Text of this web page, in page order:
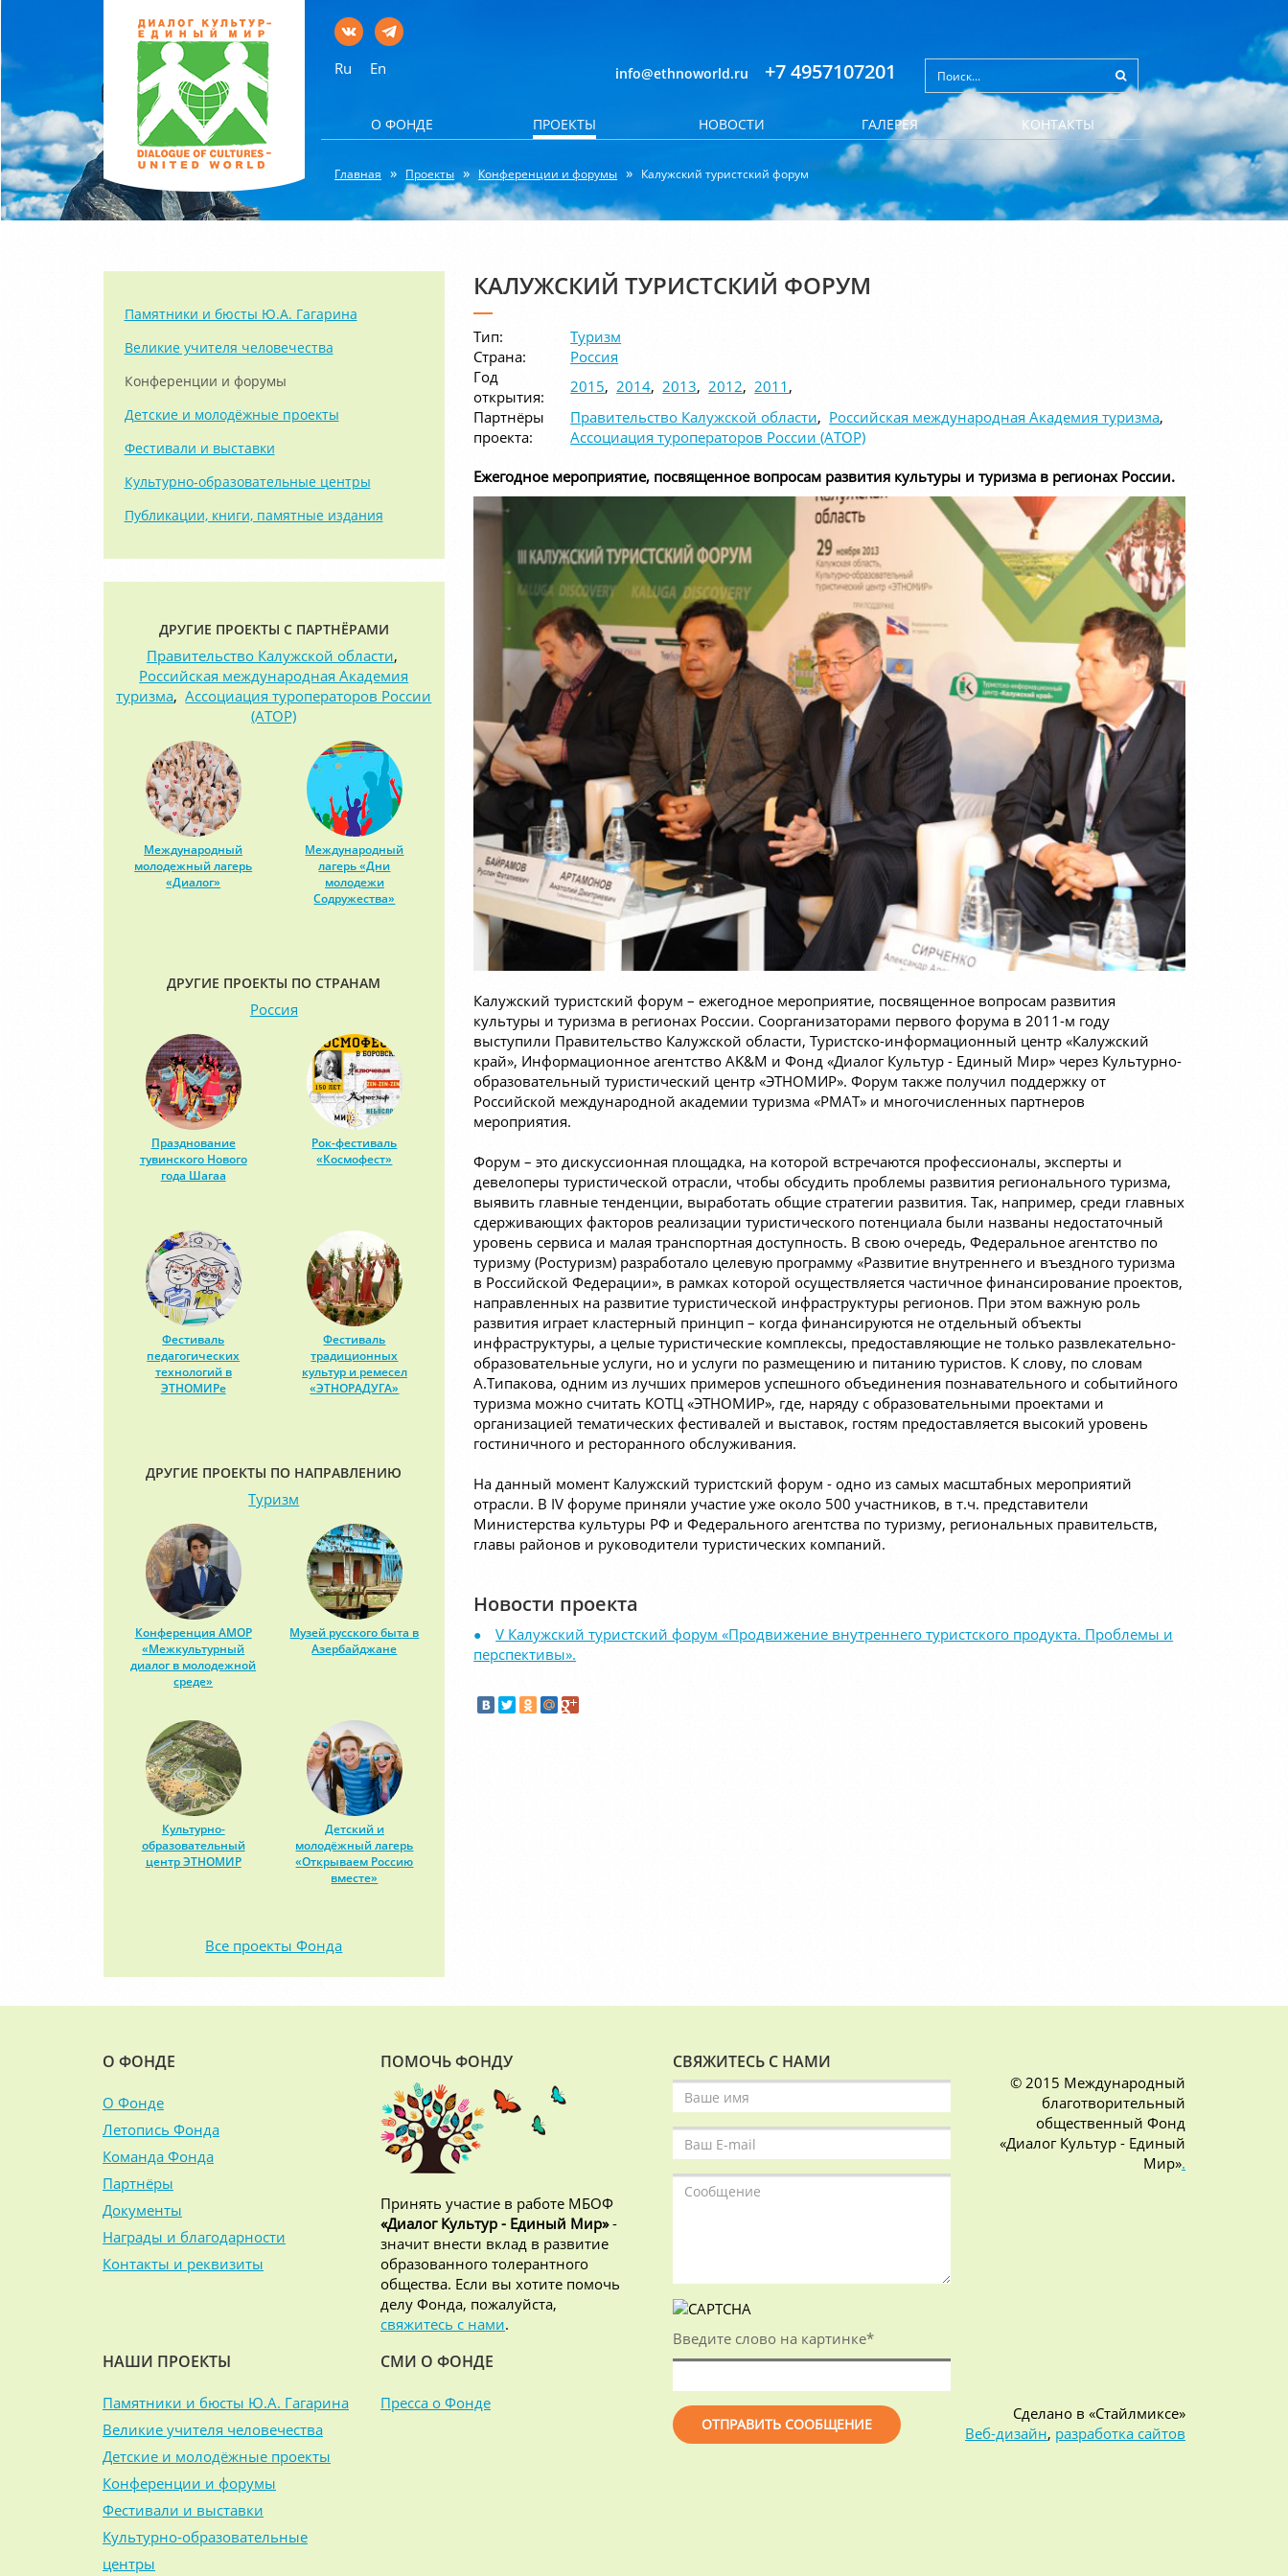
Ru En info@ethnoworld.ru +7 4957107201
О ФОНДЕ ПРОЕКТЫ НОВОСТИ ГАЛЕРЕЯ КОНТАКТЫ
Главная Проекты Конференции и форумы Калужский туристский форум
КАЛУЖСКИЙ ТУРИСТСКИЙ ФОРУМ
Тип:
Туризм
Страна:
Россия
Год
открытия:
2015,2014,2013,2012,2011 ,
Партнёры
проекта:
Правительство Калужской области, Российская международная Академия туризма,
Ассоциация туроператоров России (АТОР)
Ежегодное мероприятие, посвященное вопросам развития культуры и туризма в регионах России.
Калужский туристский форум – ежегодное мероприятие, посвященное вопросам развития
культуры и туризма в регионах России. Соорганизаторами первого форума в 2011-м году
выступили Правительство Калужской области, Туристско-информационный центр «Калужский
край», Информационное агентство AK&M и Фонд «Диалог Культур - Единый Мир» через Культурно-
образовательный туристический центр «ЭТНОМИР». Форум также получил поддержку от
Российской международной академии туризма «РМАТ» и многочисленных партнеров
мероприятия.
Форум – это дискуссионная площадка, на которой встречаются профессионалы, эксперты и
девелоперы туристической отрасли, чтобы обсудить проблемы развития регионального туризма,
выявить главные тенденции, выработать общие стратегии развития. Так, например, среди главных
сдерживающих факторов реализации туристического потенциала были названы недостаточный
уровень сервиса и малая транспортная доступность. В свою очередь, Федеральное агентство по
туризму (Ростуризм) разработало целевую программу «Развитие внутреннего и въездного туризма
в Российской Федерации», в рамках которой осуществляется частичное финансирование проектов,
направленных на развитие туристической инфраструктуры регионов. При этом важную роль
развития играет кластерный принцип – когда финансируются не отдельный объекты
инфраструктуры, а целые туристические комплексы, предоставляющие не только развлекательно-
образовательные услуги, но и услуги по размещению и питанию туристов. К слову, по словам
А.Типакова, одним из лучших примеров успешного объединения познавательного и событийного
туризма можно считать КОТЦ «ЭТНОМИР», где, наряду с образовательными проектами и
организацией тематических фестивалей и выставок, гостям предоставляется высокий уровень
гостиничного и ресторанного обслуживания.
На данный момент Калужский туристский форум - одно из самых масштабных мероприятий
отрасли. В IV форуме приняли участие уже около 500 участников, в т.ч. представители
Министерства культуры РФ и Федерального агентства по туризму, региональных правительств,
главы районов и руководители туристических компаний.
Новости проекта
V Калужский туристский форум «Продвижение внутреннего туристского продукта. Проблемы и
перспективы».
Памятники и бюсты Ю.А. Гагарина
Великие учителя человечества
Конференции и форумы
Детские и молодёжные проекты
Фестивали и выставки
Культурно-образовательные центры
Публикации, книги, памятные издания
ДРУГИЕ ПРОЕКТЫ С ПАРТНЁРАМИ
Правительство Калужской области,
Российская международная Академия
туризма,Ассоциация туроператоров России
(АТОР)
Международный
молодежный лагерь
«Диалог»
Международный
лагерь «Дни
молодежи
Содружества»
ДРУГИЕ ПРОЕКТЫ ПО СТРАНАМ
Россия
Празднование
тувинского Нового
года Шагаа
Рок-фестиваль
«Космофест»
Фестиваль
педагогических
технологий в
ЭТНОМИРе
Фестиваль
традиционных
культур и ремесел
«ЭТНОРАДУГА»
ДРУГИЕ ПРОЕКТЫ ПО НАПРАВЛЕНИЮ
Туризм
Конференция АМОР
«Межкультурный
диалог в молодежной
среде»
Музей русского быта в
Азербайджане
Культурно-
образовательный
центр ЭТНОМИР
Детский и
молодёжный лагерь
«Открываем Россию
вместе»
Все проекты Фонда
О ФОНДЕ
О Фонде
Летопись Фонда
Команда Фонда
Партнёры
Документы
Награды и благодарности
Контакты и реквизиты
ПОМОЧЬ ФОНДУ
Принять участие в работе МБОФ
«Диалог Культур - Единый Мир»-
значит внести вклад в развитие
образованного толерантного
общества. Если вы хотите помочь
делу Фонда, пожалуйста,
свяжитесь с нами.
НАШИ ПРОЕКТЫ
Памятники и бюсты Ю.А. Гагарина
Великие учителя человечества
Детские и молодёжные проекты
Конференции и форумы
Фестивали и выставки
Культурно-образовательные
центры
СМИ О ФОНДЕ
Пресса о Фонде
СВЯЖИТЕСЬ С НАМИ
Введите слово на картинке*
© 2015 Международный
благотворительный
общественный Фонд
«Диалог Культур - Единый
Мир».
Сделано в «Стайлмиксе»
Веб-дизайн, разработка сайтов